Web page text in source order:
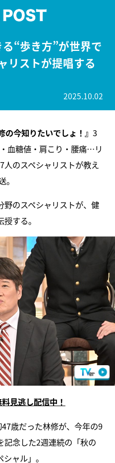
“歩き方”が世界で
リストが提唱する
2025.10.02
の今知りたいでしょ！』 3
血糖値・肩こり・腰痛…リ
のスペシャリストが教え
のスペシャリストが、健
する。
見逃し配信中！
歳だった林修が、今年の9
記念した2週連続の「秋の
ャル」。